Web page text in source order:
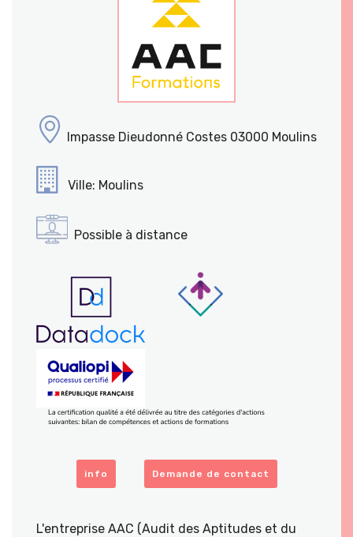
Impasse Dieudonné Costes 03000 Moulins
Ville: Moulins
Possible à distance
info Demande de contact
L'entreprise AAC (Audit des Aptitudes et du